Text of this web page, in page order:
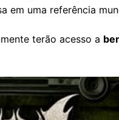
em uma referência
terão acesso a